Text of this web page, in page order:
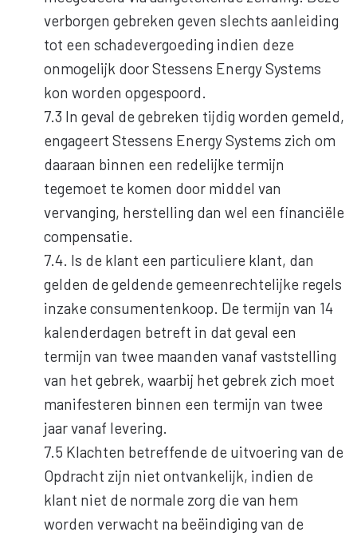
verborgen gebreken geven slechts aanleiding
tot een schadevergoeding indien deze
onmogelijk door Stessens Energy Systems
kon worden opgespoord.
7.3 In geval de gebreken tijdig worden gemeld,
engageert Stessens Energy Systems zich om
daaraan binnen een redelijke termijn
tegemoet te komen door middel van
vervanging, herstelling dan wel een financiële
compensatie.
7.4. Is de klant een particuliere klant, dan
gelden de geldende gemeenrechtelijke regels
inzake consumentenkoop. De termijn van 14
kalenderdagen betreft in dat geval een
termijn van twee maanden vanaf vaststelling
van het gebrek, waarbij het gebrek zich moet
manifesteren binnen een termijn van twee
jaar vanaf levering.
7.5 Klachten betreffende de uitvoering van de
Opdracht zijn niet ontvankelijk, indien de
klant niet de normale zorg die van hem
worden verwacht na beëindiging van de